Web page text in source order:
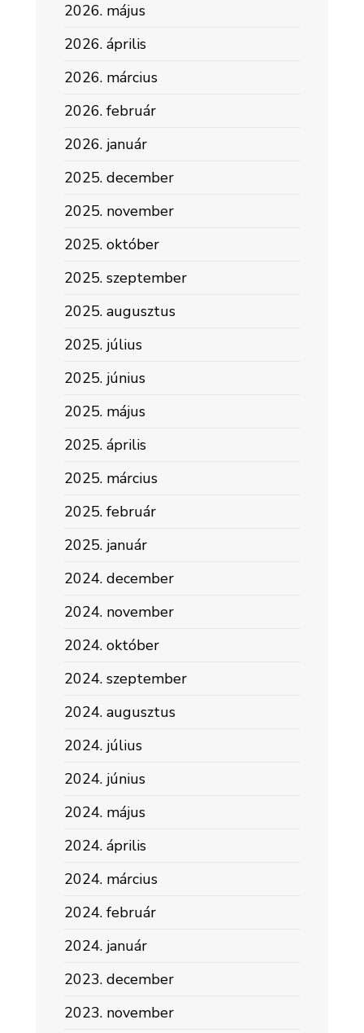
2026. május
2026. április
2026. március
2026. február
2026. január
2025. december
2025. november
2025. október
2025. szeptember
2025. augusztus
2025. július
2025. június
2025. május
2025. április
2025. március
2025. február
2025. január
2024. december
2024. november
2024. október
2024. szeptember
2024. augusztus
2024. július
2024. június
2024. május
2024. április
2024. március
2024. február
2024. január
2023. december
2023. november